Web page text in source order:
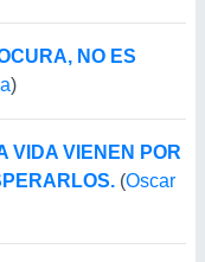
NO ES
)
VIDA VIENEN POR
(Oscar